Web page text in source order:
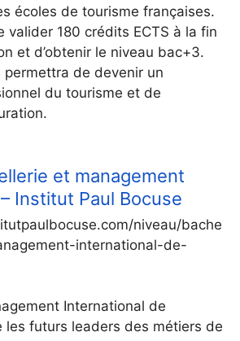
écoles de tourisme françaises.
valider 180 crédits ECTS à la fin
et d’obtenir le niveau bac+3.
permettra de devenir un
du tourisme et de
et management
Institut Paul Bocuse
niveau/bache
international-de-
International de
les futurs leaders des métiers de